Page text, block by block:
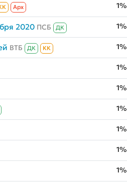
Aрх 1%
2020 ПСБ ДК 1%
ВТБ ДК КК 1%
1%
1%
1%
1%
1%
1%